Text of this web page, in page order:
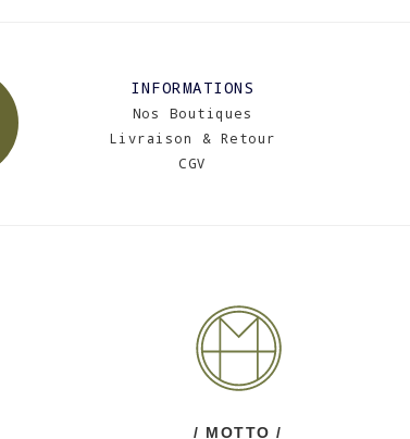
INFORMATIONS
Nos Boutiques
Livraison & Retour
CGV
/ MOTTO /